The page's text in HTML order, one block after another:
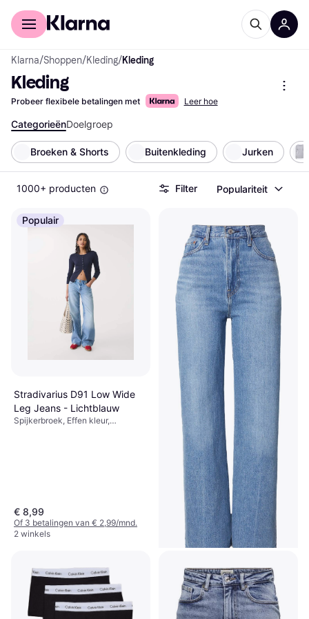
Voor shoppers
Klarna/Shoppen/Kleding/Kleding
Kleding
Probeer flexibele betalingen met Leer hoe
CategorieënDoelgroep
Broeken & Shorts Buitenkleding Jurken
1000+ producten Filter Populariteit
Populair
Stradivarius D91 Low Wide
Leg Jeans - Lichtblauw
Spijkerbroek, Effen kleur,
€ 8,99
Of 3 betalingen van € 2,99/mnd.
2 winkels
Levi's Ribcage Jeans - Blauw
Denim